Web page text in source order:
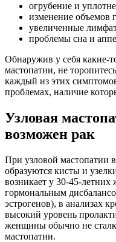
огрубение и
изменение объемов
увеличенные
проблемы сна и
Обнаружив у себя какие-
мастопатии, не
каждый из этих
проблемах, наличие
Узловая
возможен рак
При узловой мастопатии
образуются кисты и
возникает у 30-45-
гормональным
эстрогенов), в анализах
высокий уровень
женщины обычно не
мастопатии.